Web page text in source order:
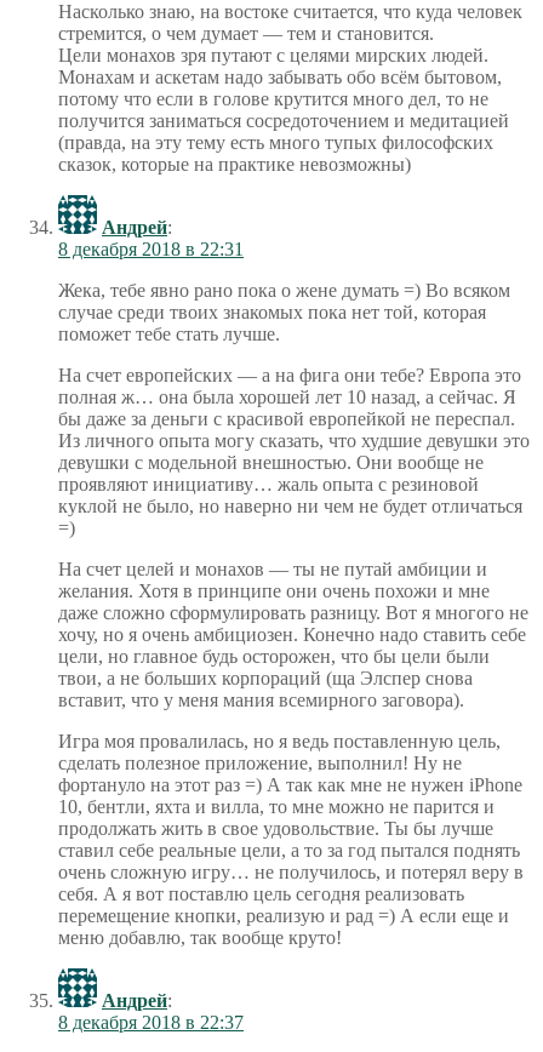
Насколько знаю, на востоке считается, что куда человек
стремится, о чем думает — тем и становится.
Цели монахов зря путают с целями мирских людей.
Монахам и аскетам надо забывать обо всём бытовом,
потому что если в голове крутится много дел, то не
получится заниматься сосредоточением и медитацией
(правда, на эту тему есть много тупых философских
сказок, которые на практике невозможны)
Андрей:
8 декабря 2018 в 22:31
Жека, тебе явно рано пока о жене думать =) Во всяком
случае среди твоих знакомых пока нет той, которая
поможет тебе стать лучше.
На счет европейских — а на фига они тебе? Европа это
полная ж… она была хорошей лет 10 назад, а сейчас. Я
бы даже за деньги с красивой европейкой не переспал.
Из личного опыта могу сказать, что худшие девушки это
девушки с модельной внешностью. Они вообще не
проявляют инициативу… жаль опыта с резиновой
куклой не было, но наверно ни чем не будет отличаться
=)
На счет целей и монахов — ты не путай амбиции и
желания. Хотя в принципе они очень похожи и мне
даже сложно сформулировать разницу. Вот я многого не
хочу, но я очень амбициозен. Конечно надо ставить себе
цели, но главное будь осторожен, что бы цели были
твои, а не больших корпораций (ща Элспер снова
вставит, что у меня мания всемирного заговора).
Игра моя провалилась, но я ведь поставленную цель,
сделать полезное приложение, выполнил! Ну не
фортануло на этот раз =) А так как мне не нужен iPhone
10, бентли, яхта и вилла, то мне можно не парится и
продолжать жить в свое удовольствие. Ты бы лучше
ставил себе реальные цели, а то за год пытался поднять
очень сложную игру… не получилось, и потерял веру в
себя. А я вот поставлю цель сегодня реализовать
перемещение кнопки, реализую и рад =) А если еще и
меню добавлю, так вообще круто!
Андрей:
8 декабря 2018 в 22:37